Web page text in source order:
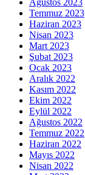
Ağustos 2023
Temmuz 2023
Haziran 2023
Nisan 2023
Mart 2023
Şubat 2023
Ocak 2023
Aralık 2022
Kasım 2022
Ekim 2022
Eylül 2022
Ağustos 2022
Temmuz 2022
Haziran 2022
Mayıs 2022
Nisan 2022